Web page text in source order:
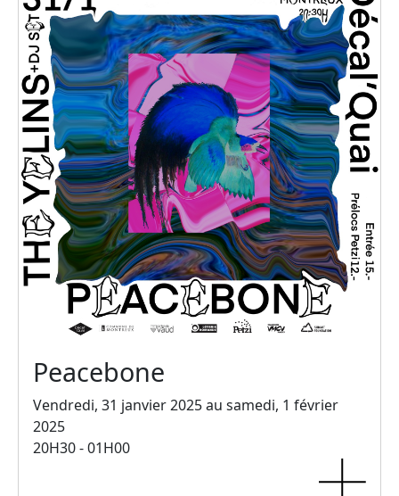
Peacebone
Vendredi, 31 janvier 2025 au samedi, 1 février
2025
20H30 - 01H00